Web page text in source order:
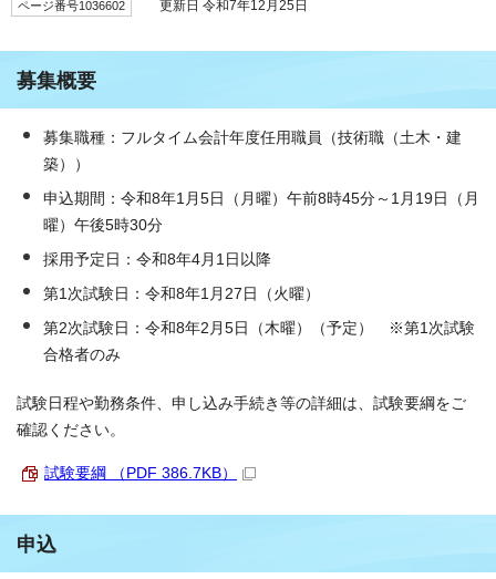
ページ番号1036602 更新日 令和7年12月25日
募集概要
募集職種：フルタイム会計年度任用職員（技術職（土木・建
築））
申込期間：令和8年1月5日（月曜）午前8時45分～1月19日（月
曜）午後5時30分
採用予定日：令和8年4月1日以降
第1次試験日：令和8年1月27日（火曜）
第2次試験日：令和8年2月5日（木曜）（予定） ※第1次試験
合格者のみ
試験日程や勤務条件、申し込み手続き等の詳細は、試験要綱をご
確認ください。
試験要綱 （PDF 386.7KB）
申込